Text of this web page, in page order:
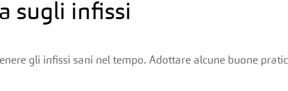
sugli infissi
gli infissi sani nel tempo. Adottare alcune buone